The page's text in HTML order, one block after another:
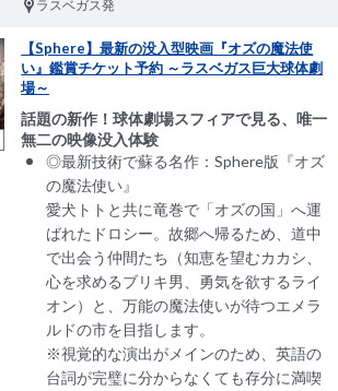
ラスベガス発
【Sphere】最新の没入型映画『オズの魔法使
い』鑑賞チケット予約 ～ラスベガス巨大球体劇
場～
話題の新作！球体劇場スフィアで見る、唯一
無二の映像没入体験
◎最新技術で蘇る名作：Sphere版『オズ
の魔法使い』
愛犬トトと共に竜巻で「オズの国」へ運
ばれたドロシー。故郷へ帰るため、道中
で出会う仲間たち（知恵を望むカカシ、
心を求めるブリキ男、勇気を欲するライ
オン）と、万能の魔法使いが待つエメラ
ルドの市を目指します。
※視覚的な演出がメインのため、英語の
台詞が完璧に分からなくても存分に満喫